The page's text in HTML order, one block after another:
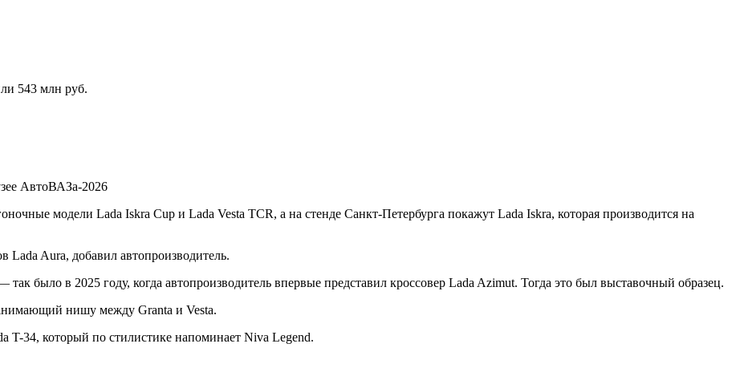
543 млн руб.
АвтоВАЗа-2026
модели Lada Iskra Cup и Lada Vesta TCR, а на стенде Санкт-Петербурга покажут Lada Iskra, которая производится на
Lada Aura, добавил автопроизводитель.
было в 2025 году, когда автопроизводитель впервые представил кроссовер Lada Azimut. Тогда это был выставочный образец.
нишу между Granta и Vesta.
T-34, который по стилистике напоминает Niva Legend.